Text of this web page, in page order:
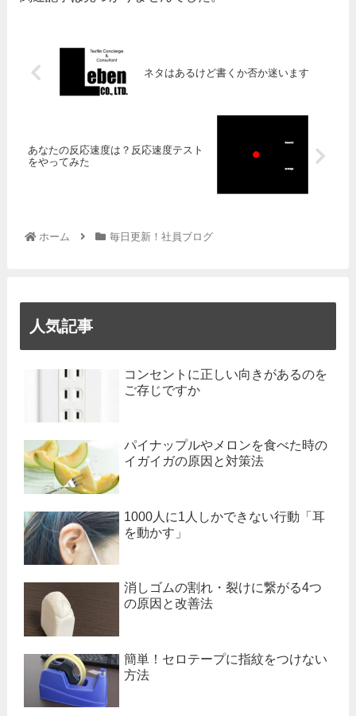
ネタはあるけど書くか否か迷います
あなたの反応速度は？反応速度テスト
をやってみた
ホーム 毎日更新！社員ブログ
人気記事
コンセントに正しい向きがあるのを
ご存じですか
パイナップルやメロンを食べた時の
イガイガの原因と対策法
1000人に1人しかできない行動「耳
を動かす」
消しゴムの割れ・裂けに繋がる4つ
の原因と改善法
簡単！セロテープに指紋をつけない
方法